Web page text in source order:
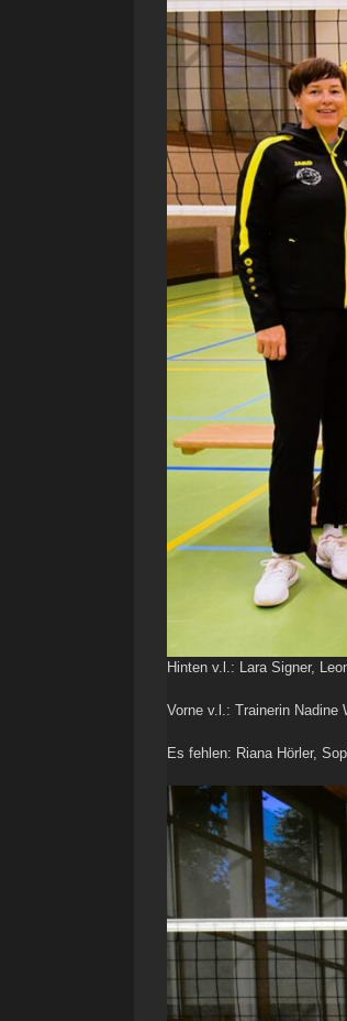
Hinten v.l.: Lara Signer,
Vorne v.l.: Trainerin Nadine
Es fehlen: Riana Hörler,